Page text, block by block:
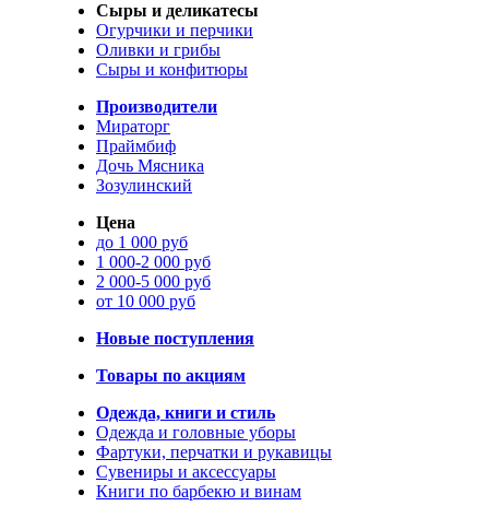
Сыры и деликатесы
Огурчики и перчики
Оливки и грибы
Сыры и конфитюры
Производители
Мираторг
Праймбиф
Дочь Мясника
Зозулинский
Цена
до 1 000 руб
1 000-2 000 руб
2 000-5 000 руб
от 10 000 руб
Новые поступления
Товары по акциям
Одежда, книги и стиль
Одежда и головные уборы
Фартуки, перчатки и рукавицы
Сувениры и аксессуары
Книги по барбекю и винам